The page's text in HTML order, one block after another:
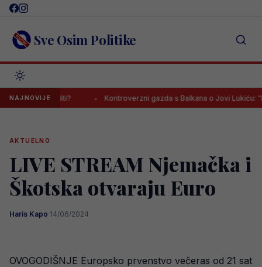
Skip
content Sve Osim Politike
NAJNOVIJE
iznenaditi? Kontroverzni gazda s Balkana o Jovi Lukiću: “Neka
AKTUELNO
LIVE STREAM Njemačka i
Škotska otvaraju Euro
Haris Kapo·14/06/2024
OVOGODIŠNJE Europsko prvenstvo večeras od 21 sat